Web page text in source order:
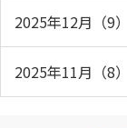
2025年12月（9）
2025年11月（8）